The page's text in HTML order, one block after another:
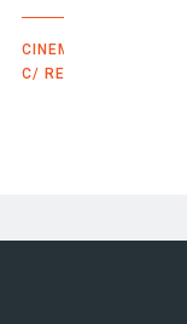
CINEMAX - RTP
C/ REUTERS